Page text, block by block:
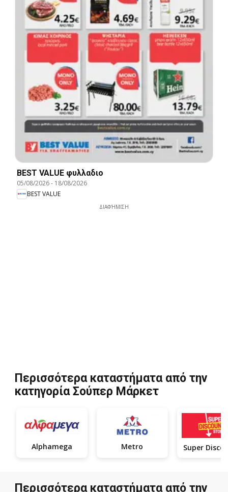
BEST VALUE φυλλαδιο
05/08/2026- 18/08/2026
BEST VALUE
ΔΙΑΦΉΜΙΣΗ
Περισσότερα καταστήματα από την
κατηγορία Σούπερ Μάρκετ
Alphamega Metro
Περισσότερα καταστήματα από την